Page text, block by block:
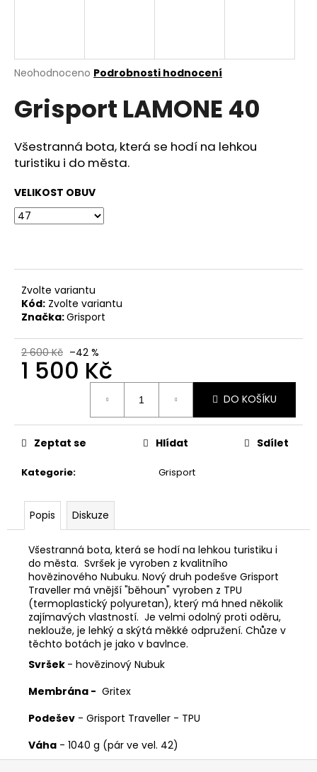
Průměrné
produktu
je
z
5
hvězdiček.
Neohodnoceno Podrobnosti hodnocení
Grisport LAMONE 40
Všestranná bota, která se hodí na lehkou
turistiku i do města.
VELIKOST OBUV
Zvolte variantu
Kód: Zvolte variantu
Značka:Grisport
2 600 Kč –42 %
1 500 Kč
DO KOŠÍKU
Kategorie: Grisport
Zeptat se Hlídat Sdílet
Popis Diskuze
Všestranná bota, která se hodí na lehkou turistiku i
do města. Svršek je vyroben z kvalitního
hovězinového Nubuku. Nový druh podešve Grisport
Traveller má vnější "běhoun" vyroben z TPU
(termoplastický polyuretan), který má hned několik
zajímavých vlastností. Je velmi odolný proti oděru,
neklouže, je lehký a skýtá měkké odpružení. Chůze v
těchto botách je jako v bavlnce.
Svršek - hovězinový Nubuk
Membrána - Gritex
Podešev - Grisport Traveller - TPU
Váha - 1040 g (pár ve vel. 42)
í
t
HLEDAT
D
o
u
č
u
e
m
NÁKRČNÍK
DEERHUNTER